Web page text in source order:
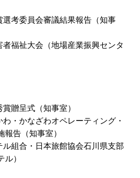
選考委員会審議結果報告（知事
福祉大会（地場産業振興センタ
贈呈式（知事室）
・かなざわオペレーティング・
告（知事室）
ル組合・日本旅館協会石川県支部
）